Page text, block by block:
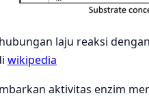
laju reaksi
wikipedia
aktivitas enzim